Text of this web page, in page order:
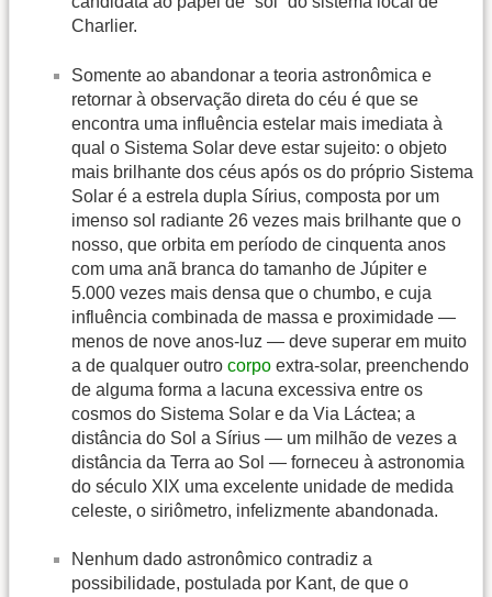
Charlier.
Somente ao abandonar a teoria astronômica e
retornar à observação direta do céu é que se
encontra uma influência estelar mais imediata à
qual o Sistema Solar deve estar sujeito: o objeto
mais brilhante dos céus após os do próprio Sistema
Solar é a estrela dupla Sírius, composta por um
imenso sol radiante 26 vezes mais brilhante que o
nosso, que orbita em período de cinquenta anos
com uma anã branca do tamanho de Júpiter e
5.000 vezes mais densa que o chumbo, e cuja
influência combinada de massa e proximidade —
menos de nove anos-luz — deve superar em muito
a de qualquer outro corpo extra-solar, preenchendo
de alguma forma a lacuna excessiva entre os
cosmos do Sistema Solar e da Via Láctea; a
distância do Sol a Sírius — um milhão de vezes a
distância da Terra ao Sol — forneceu à astronomia
do século XIX uma excelente unidade de medida
celeste, o siriômetro, infelizmente abandonada.
Nenhum dado astronômico contradiz a
possibilidade, postulada por Kant, de que o